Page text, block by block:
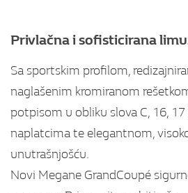
Privlačna i sofisticirana
Sa sportskim profilom,
naglašenim kromiranom
potpisom u obliku slova C, 16,
naplatcima te elegantnom,
unutrašnjošću.
Novi Megane GrandCoupé